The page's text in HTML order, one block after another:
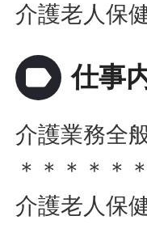
介護老人保
label 仕事
介護業務全
＊＊＊＊＊
介護老人保